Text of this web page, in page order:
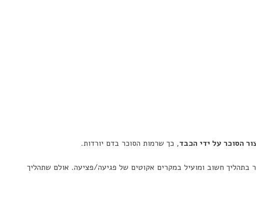
הסוכר על ידי הכבד, כך שרמות הסוכר בדם יורדות.
בתהליך חשוב ומועיל במקרים אקוטים של פגיעה/פציעה. אולם שתהליך